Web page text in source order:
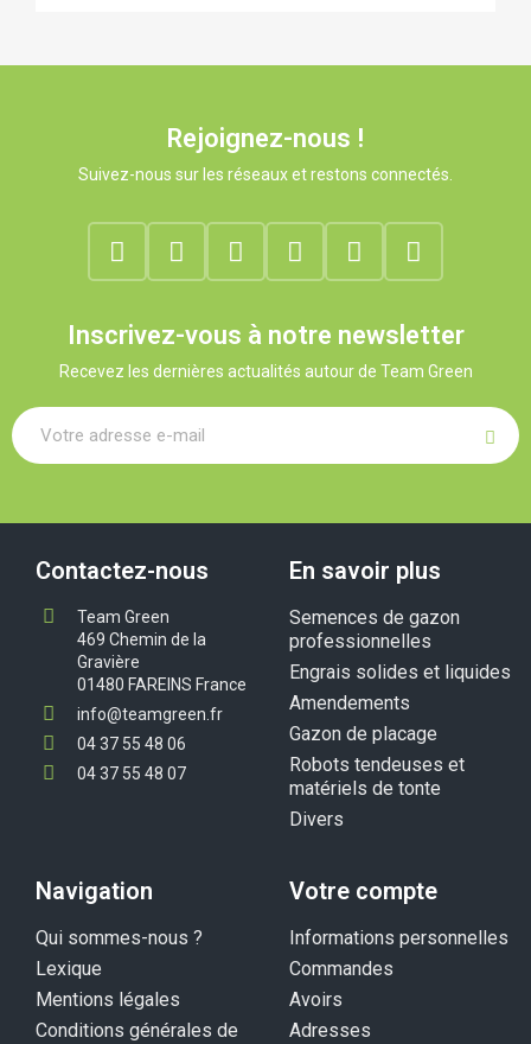
Rejoignez-nous !
Suivez-nous sur les réseaux et restons connectés.
Inscrivez-vous à notre newsletter
Recevez les dernières actualités autour de Team Green
Contactez-nous
Team Green
469 Chemin de la
Gravière
01480 FAREINS France
info@teamgreen.fr
04 37 55 48 06
04 37 55 48 07
En savoir plus
Semences de gazon
professionnelles
Engrais solides et liquides
Amendements
Gazon de placage
Robots tendeuses et
matériels de tonte
Divers
Navigation
Qui sommes-nous ?
Lexique
Mentions légales
Conditions générales de
Votre compte
Informations personnelles
Commandes
Avoirs
Adresses